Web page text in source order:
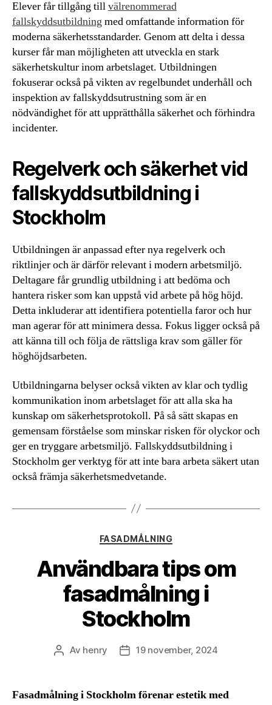
Elever får tillgång tillvälrenommerad
fallskyddsutbildningmed omfattande information för
moderna säkerhetsstandarder. Genom att delta i dessa
kurser får man möjligheten att utveckla en stark
säkerhetskultur inom arbetslaget. Utbildningen
fokuserar också på vikten av regelbundet underhåll och
inspektion av fallskyddsutrustning som är en
nödvändighet för att upprätthålla säkerhet och förhindra
incidenter.
Regelverk och säkerhet vid
fallskyddsutbildning i
Stockholm
Utbildningen är anpassad efter nya regelverk och
riktlinjer och är därför relevant i modern arbetsmiljö.
Deltagare får grundlig utbildning i att bedöma och
hantera risker som kan uppstå vid arbete på hög höjd.
Detta inkluderar att identifiera potentiella faror och hur
man agerar för att minimera dessa. Fokus ligger också på
att känna till och följa de rättsliga krav som gäller för
höghöjdsarbeten.
Utbildningarna belyser också vikten av klar och tydlig
kommunikation inom arbetslaget för att alla ska ha
kunskap om säkerhetsprotokoll. På så sätt skapas en
gemensam förståelse som minskar risken för olyckor och
ger en tryggare arbetsmiljö. Fallskyddsutbildning i
Stockholm ger verktyg för att inte bara arbeta säkert utan
också främja säkerhetsmedvetande.
Kategorier
FASADMÅLNING
Användbara tips om
fasadmålning i
Stockholm
Inläggsförfattare
Av henry Inläggsdatum
19 november, 2024
Fasadmålning i Stockholm förenar estetik med